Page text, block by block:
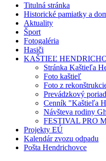
Titulná stránka
Historické pamiatky a
Aktuality
Šport
Fotogaléria
Hasiči
KAŠTIEĽ
Stránka Kaštieľa
Foto kaštieľ
Foto z
Prevádzkový
Cenník "Kaštieľa
Návšteva rodiny
FESTIVAL PRO
Projekty EÚ
Kalendár zvozu odpadu
Pošta Hendrichovce